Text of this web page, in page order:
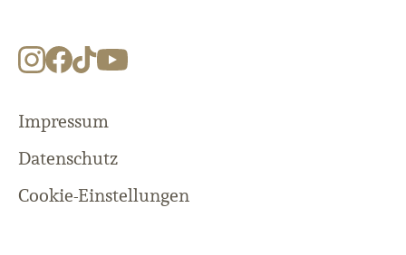
Impressum
Datenschutz
Cookie-Einstellungen